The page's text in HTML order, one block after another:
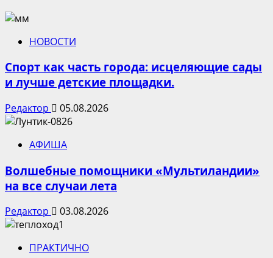
НОВОСТИ
Спорт как часть города: исцеляющие сады
и лучше детские площадки.
Редактор 05.08.2026
АФИША
Волшебные помощники «Мультиландии»
на все случаи лета
Редактор 03.08.2026
ПРАКТИЧНО